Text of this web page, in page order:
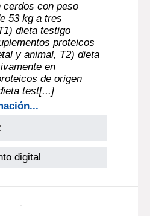
cerdos con peso
53 kg a tres
dieta testigo
proteicos
y animal, T2) dieta
en
de origen
test[...]
digital